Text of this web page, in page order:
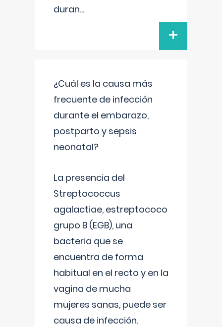
duran...
+
¿Cuál es la causa más
frecuente de infección
durante el embarazo,
postparto y sepsis
neonatal?
La presencia del
Streptococcus
agalactiae, estreptococo
grupo B (EGB), una
bacteria que se
encuentra de forma
habitual en el recto y en la
vagina de mucha
mujeres sanas, puede ser
causa de infección.